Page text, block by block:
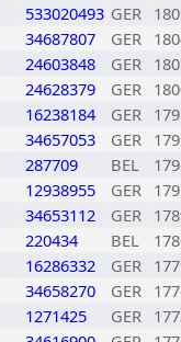
533020493 GER
34687807 GER
24603848 GER
24628379 GER
16238184 GER
34657053 GER
287709 BEL
12938955 GER
34653112 GER
220434 BEL
16286332 GER
34658270 GER
1271425 GER